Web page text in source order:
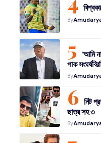
By
‘আমি
পাক
By
নিট
ছাত্র সহ ৩
By